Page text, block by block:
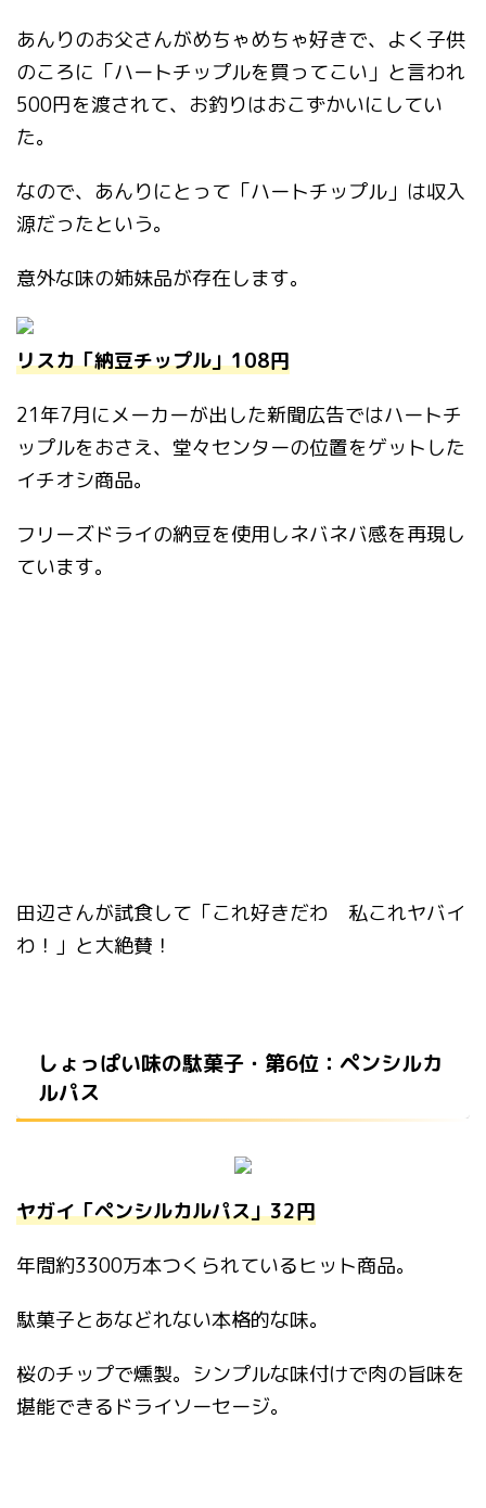
あんりのお父さんがめちゃめちゃ好きで、よく子供
のころに「ハートチップルを買ってこい」と言われ
500円を渡されて、お釣りはおこずかいにしてい
た。
なので、あんりにとって「ハートチップル」は収入
源だったという。
意外な味の姉妹品が存在します。
リスカ「納豆チップル」108円
21年7月にメーカーが出した新聞広告ではハートチ
ップルをおさえ、堂々センターの位置をゲットした
イチオシ商品。
フリーズドライの納豆を使用しネバネバ感を再現し
ています。
田辺さんが試食して「これ好きだわ 私これヤバイ
わ！」と大絶賛！
しょっぱい味の駄菓子・第6位：ペンシルカ
ルパス
ヤガイ「ペンシルカルパス」32円
年間約3300万本つくられているヒット商品。
駄菓子とあなどれない本格的な味。
桜のチップで燻製。シンプルな味付けで肉の旨味を
堪能できるドライソーセージ。